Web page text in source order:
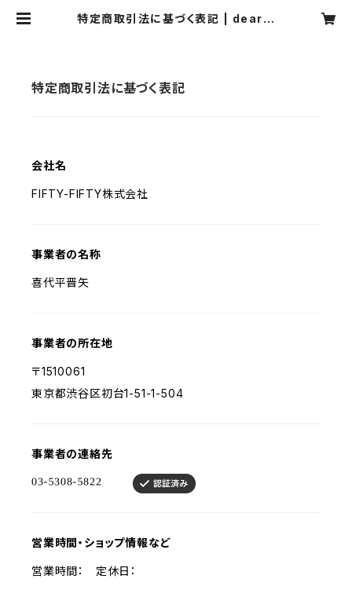
特定商取引法に基づく表記 | dearki
特定商取引法に基づく表記
会社名
FIFTY-FIFTY株式会社
事業者の名称
喜代平晋矢
事業者の所在地
〒1510061
東京都渋谷区初台1-51-1-504
事業者の連絡先
営業時間・ショップ情報など
営業時間： 定休日：